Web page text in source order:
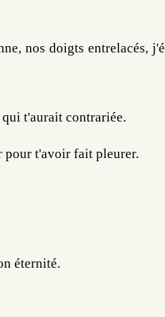
nos doigts entrelacés,
t'aurait contrariée.
pour t'avoir fait pleurer.
éternité.